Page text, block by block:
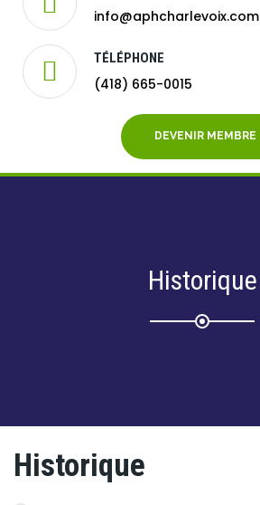
info@aphcharlevoix.com
TÉLÉPHONE
(418) 665-0015
DEVENIR MEMBRE
Historique
Historique